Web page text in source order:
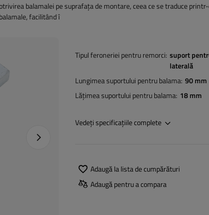
balamalei pe suprafața de montare, ceea ce se traduce
facilitând î
Următoarea fotografie
Tipul feroneriei pentru remorci suport
laterală
Lungimea suportului pentru balama 90 mm
Lățimea suportului pentru balama 18 mm
Vedeți specificațiile complete
Adaugă la lista de cumpărături
Adaugă pentru a compara